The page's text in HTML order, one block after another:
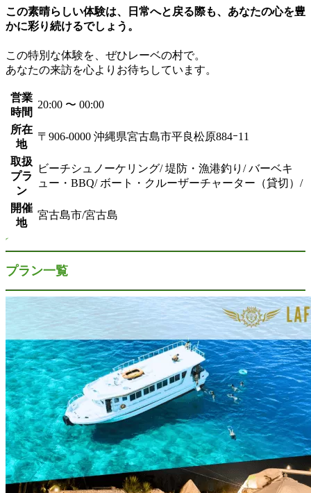
この素晴らしい体験は、日常へと戻る際も、あなたの心を豊
かに彩り続けるでしょう。
この特別な体験を、ぜひレーベの村で。
あなたの来訪を心よりお待ちしています。
営業
時間
20:00 〜 00:00
所在
地
〒906-0000 沖縄県宮古島市平良松原884ｰ11
取扱
プラ
ン
ビーチシュノーケリング/ 堤防・漁港釣り/ バーベキ
ュー・BBQ/ ボート・クルーザーチャーター（貸切）/
開催
地
宮古島市/宮古島
プラン一覧